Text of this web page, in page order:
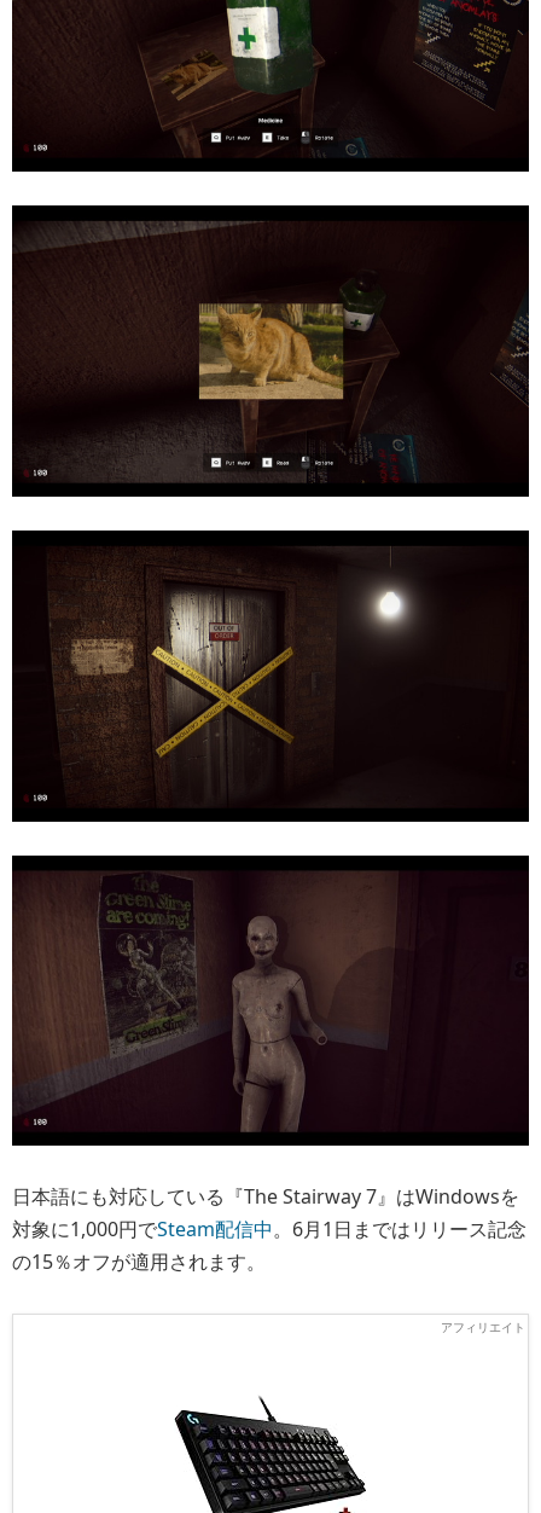
日本語にも対応している『The Stairway 7』はWindowsを
対象に1,000円でSteam配信中。6月1日まではリリース記念
の15％オフが適用されます。